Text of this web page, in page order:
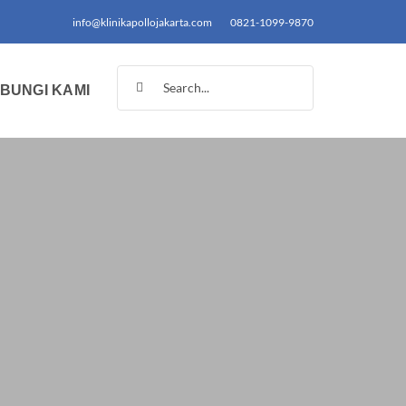
info@klinikapollojakarta.com 0821-1099-9870
KAMI